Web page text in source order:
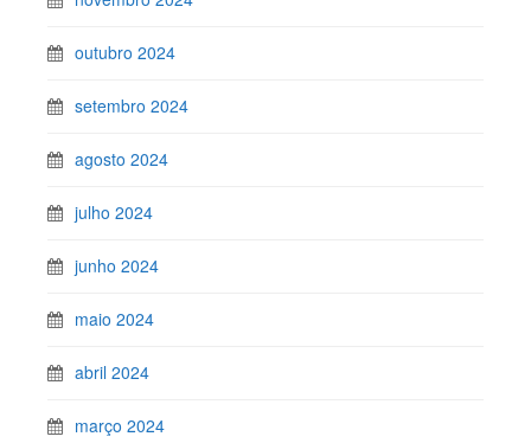
outubro 2024
setembro 2024
agosto 2024
julho 2024
junho 2024
maio 2024
abril 2024
março 2024